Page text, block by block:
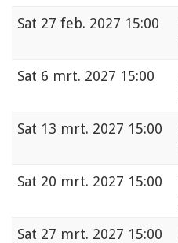
Sat 27 feb. 2027 15:00
Sat 6 mrt. 2027 15:00
Sat 13 mrt. 2027 15:00
Sat 20 mrt. 2027 15:00
Sat 27 mrt. 2027 15:00